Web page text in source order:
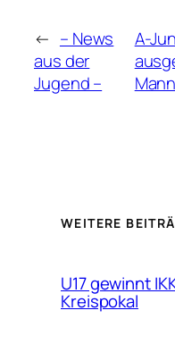
← – News
aus der
Jugend –
A-
WEITERE
U17 gewinnt
Kreispokal